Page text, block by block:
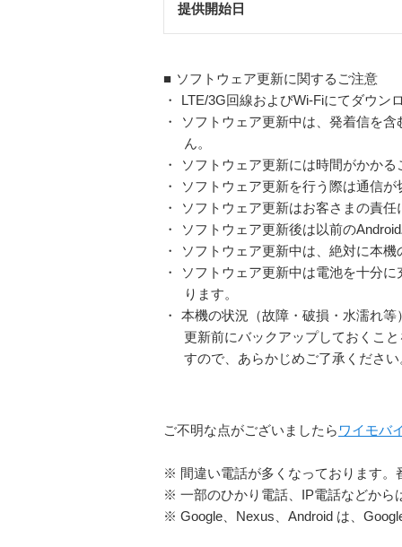
提供開始日
■ ソフトウェア更新に関するご注意
・
LTE/3G回線およびWi-Fiにてダウン
・
ソフトウェア更新中は、発着信を
ん。
・
ソフトウェア更新には時間がかか
・
ソフトウェア更新を行う際は通信
・
ソフトウェア更新はお客さまの責
・
ソフトウェア更新後は以前の
・
ソフトウェア更新中は、絶対に本
・
ソフトウェア更新中は電池を十分
ります。
・
本機の状況（故障・破損・水濡れ
更新前にバックアップしておくこ
すので、あらかじめご了承ください
ご不明な点がございましたら ワイモバ
※ 間違い電話が多くなっております。
※ 一部のひかり電話、IP電話などから
※ Google、Nexus、Android は、